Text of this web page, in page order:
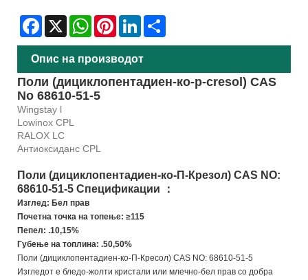
Facebook
X WhatsAppPinterestLinkedIn
Опис на производот
Поли (дициклопентадиен-ко-p-cresol) CAS
No 68610-51-5
Wingstay l
Lowinox CPL
RALOX LC
Антиоксиданс CPL
Поли (дициклопентадиен-ко-П-Крезол) CAS NO:
68610-51-5 Спецификации ：
Изглед: Бел прав
Почетна точка на топење: ≥115
Пепел: .10,15%
Губење на топлина: .50,50%
Поли (дициклопентадиен-ко-П-Кресол) CAS NO: 68610-51-5
Изгледот е бледо-жолти кристали или млечно-бел прав со добра